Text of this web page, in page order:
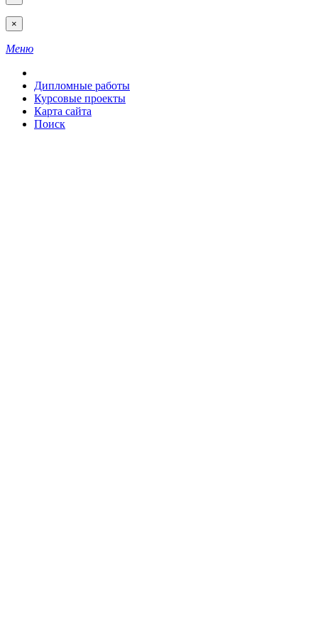
×
Меню
Дипломные работы
Курсовые проекты
Карта сайта
Поиск